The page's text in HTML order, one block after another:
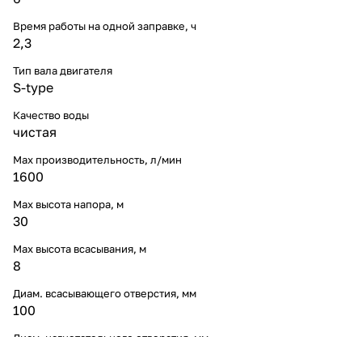
Время работы на одной заправке, ч
2,3
Тип вала двигателя
S-type
Качество воды
чистая
Max производительность, л/мин
1600
Max высота напора, м
30
Max высота всасывания, м
8
Диам. всасывающего отверстия, мм
100